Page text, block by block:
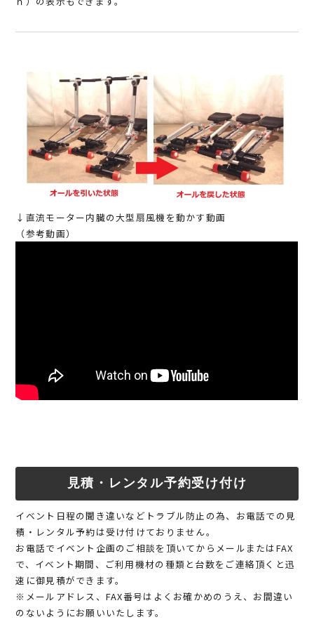
↓直流モーター内臓の大型扇風機を動かす動画
（参考動画）
見積・レンタル予約受け付け
イベント日程の聞き違いなどトラブル防止の為、お電話での見
積・レンタル予約は受け付けておりません。
お電話でイベント企画のご相談を頂いてからメールまたはFAX
で、イベント期間、ご利用機材の種類と台数をご連絡頂くと迅
速に御見積ができます。
※メールアドレス、FAX番号はよくお確かめのうえ、お間違い
のないようにお願いいたします。